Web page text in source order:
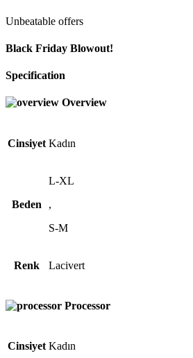
Unbeatable offers
Black Friday Blowout!
Specification
Overview
Cinsiyet Kadın
Beden
L-XL
,
S-M
Renk Lacivert
Processor
Cinsiyet Kadın